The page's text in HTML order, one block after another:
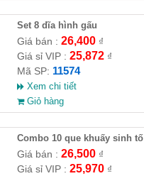
Set 8 dĩa hình gấu
Giá bán : 26,400₫
Giá sỉ VIP : 25,872₫
Mã SP: 11574
Xem chi tiết
Giỏ hàng
Combo 10 que khuấy sinh tố
Giá bán : 26,500₫
Giá sỉ VIP : 25,970₫